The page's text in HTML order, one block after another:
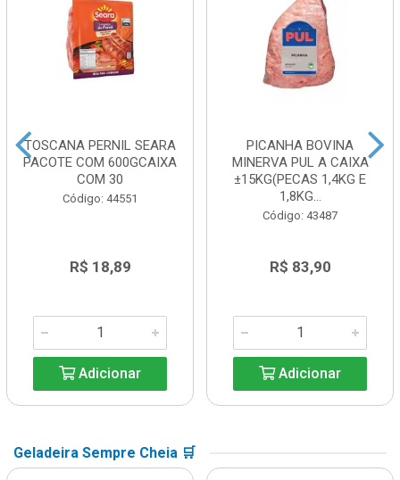
TOSCANA PERNIL SEARA
PACOTE COM 600GCAIXA
COM 30
Código: 44551
R$ 18,89
Adicionar
PICANHA BOVINA
MINERVA PUL A CAIXA
±15KG(PECAS 1,4KG E
1,8KG...
Código: 43487
R$ 83,90
Adicionar
Geladeira Sempre Cheia 🛒